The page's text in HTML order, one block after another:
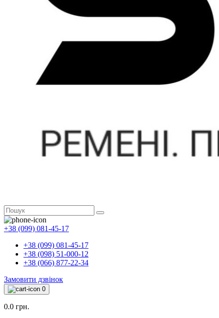
+38 (099) 081-45-17
+38 (099) 081-45-17
+38 (098) 51-000-12
+38 (066) 877-22-34
Замовити дзвінок
0
0.0 грн.